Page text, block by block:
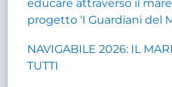
educare attraverso il
progetto ‘I Guardiani del
NAVIGABILE 2026: IL
TUTTI